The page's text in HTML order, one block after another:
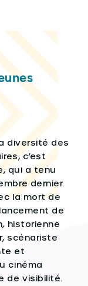
diversité des
c’est
qui a tenu
dernier.
la mort de
de
historienne
scénariste
et
cinéma
de visibilité.